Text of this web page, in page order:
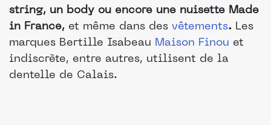
string, un body ou encore une nuisette Made
in France, et même dans des vêtements. Les
marques Bertille Isabeau Maison Finou et
indiscrète, entre autres, utilisent de la
dentelle de Calais.